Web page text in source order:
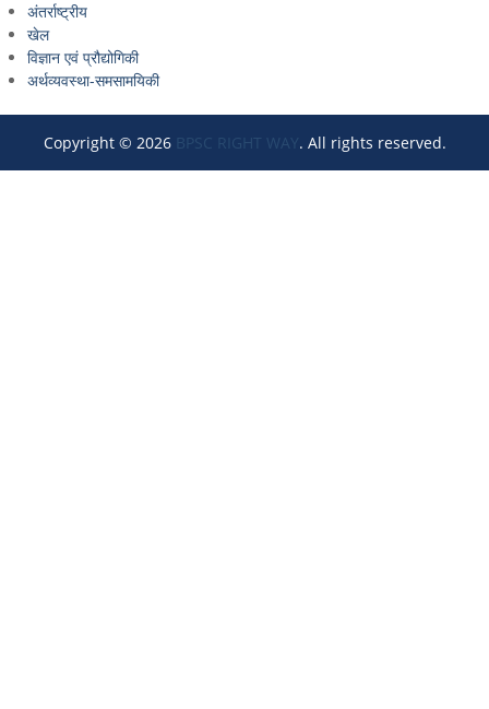
अंतर्राष्ट्रीय
खेल
विज्ञान एवं प्रौद्योगिकी
अर्थव्यवस्था-समसामयिकी
Copyright © 2026 BPSC RIGHT WAY . All rights reserved.